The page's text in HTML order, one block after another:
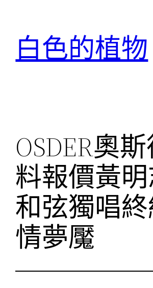
白色的植物
OSDER奧
料報價黃
和弦獨唱
情夢魘